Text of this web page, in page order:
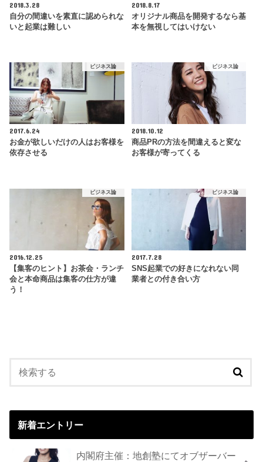
2018.3.28
自分の間違いを素直に認められな
いと起業は難しい
2018.8.17
オリジナル商品を開発するなら基
本を無視してはいけない
ビジネス論
2017.6.24
お金が欲しいだけの人はお客様を
依存させる
ビジネス論
2018.10.12
商品PRの方法を間違えると変な
お客様が寄ってくる
ビジネス論
2016.12.25
【集客のヒント】お茶会・ランチ
会と本命商品は集客の仕方が違
う！
ビジネス論
2017.7.28
SNS起業での好きになれない同
業者との付き合い方
新着エントリー
内閣府主催：地創塾にてオブザーバー